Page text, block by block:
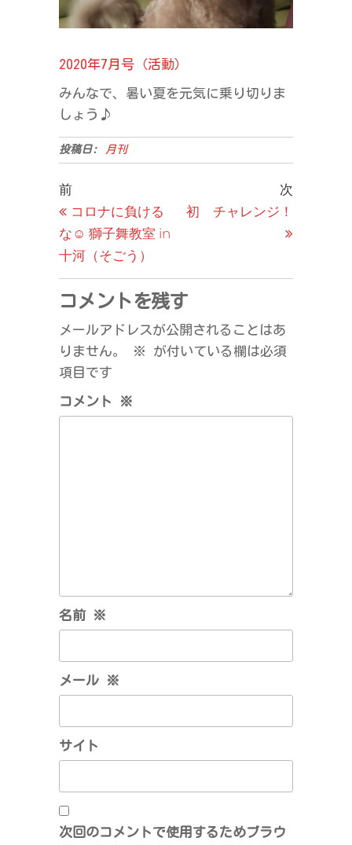
2020年7月号（活動）
みんなで、暑い夏を元気に乗り切りま
しょう♪
投稿日: 月刊
投
稿
ナ
ビ
ゲ
ー
シ
ョ
ン
過
去
の
投
前
コロナに負ける
な☺ 獅子舞教室 in
十河（そごう）
投
次
初 チャレンジ！
コメントを残す
メールアドレスが公開されることはあ
りません。
※
が付いている欄は必須
項目です
コメント ※
名前 ※
メール ※
サイト
次回のコメントで使用するためブラウ